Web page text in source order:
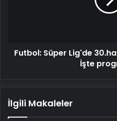
Futbol: Süper Lig'de
İşte
İlgili Makaleler